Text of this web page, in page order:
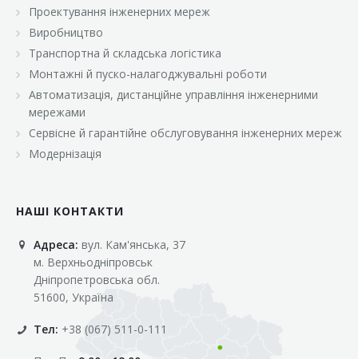
Проектування інженерних мереж
Виробництво
Транспортна й складська логістика
Монтажні й пуско-налагоджувальні роботи
Автоматизація, дистанційне управління інженерними
мережами
Сервісне й гарантійне обслуговування інженерних мереж
Модернізація
НАШІ КОНТАКТИ
Адреса: вул. Кам'янська, 37
м. Верхньодніпровськ
Дніпропетровська обл.
51600, Україна
Тел: +38 (067) 511-0-111